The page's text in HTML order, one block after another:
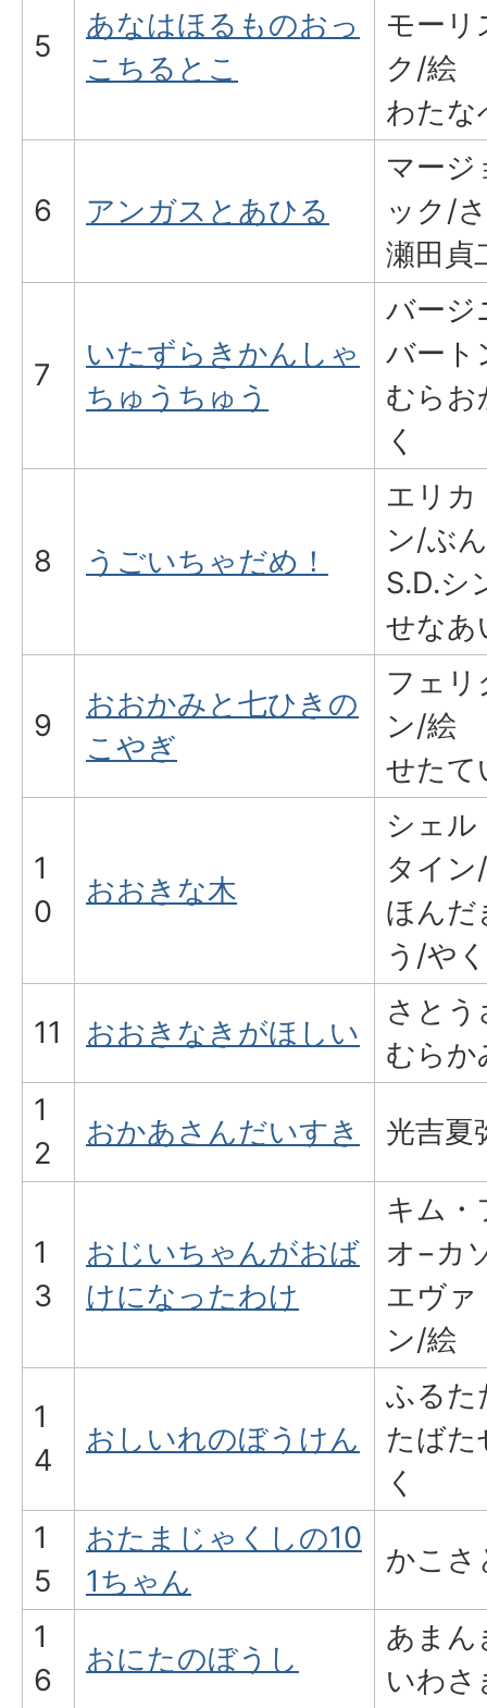
5
あなはほるものおっ
こちるとこ
モーリ
ク/絵
わたな
6 アンガスとあひる
マージ
ック/
瀬田貞
7
いたずらきかんしゃ
ちゅうちゅう
バージ
バート
むら
く
8 うごいちゃだめ！
エリカ
ン/ぶん
S.D.シ
せなあ
9
おおかみと七ひきの
こやぎ
フェリ
ン/絵
せたて
1
0
おおきな木
シェ
タイ
ほんだ
う/やく
11 おおきなきがほしい
さと
むら
1
2
おかあさんだいすき 光吉夏
1
3
おじいちゃんがおば
けになったわけ
キム・
オ−カ
エヴァ
ン/絵
1
4
おしいれのぼうけん
ふるた
たば
く
1
5
おたまじゃくしの10
1ちゃん
かこさ
1
6
おにたのぼうし
あま
いわ